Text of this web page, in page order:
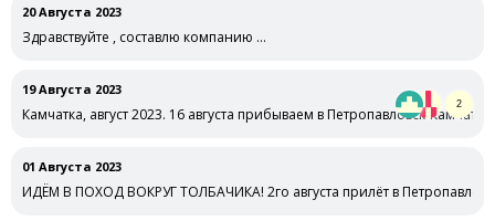
20 Августа 2023
Здравствуйте , составлю компанию …
19 Августа 2023
Камчатка, август 2023. 16 августа прибываем в Петропавловск-
2
01 Августа 2023
ИДЁМ В ПОХОД ВОКРУГ ТОЛБАЧИКА! 2го августа прилёт в